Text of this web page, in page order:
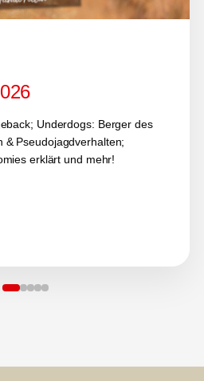
Underdogs: Berger des
& Pseudojagdverhalten;
erklärt und mehr!